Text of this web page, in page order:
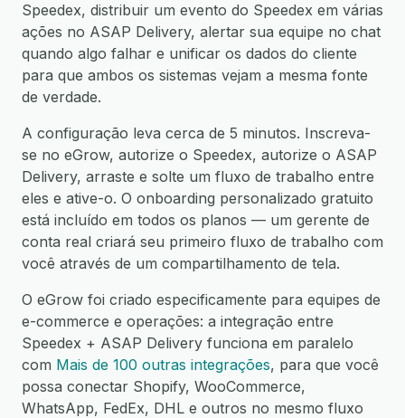
Speedex, distribuir um evento do Speedex em várias
ações no ASAP Delivery, alertar sua equipe no chat
quando algo falhar e unificar os dados do cliente
para que ambos os sistemas vejam a mesma fonte
de verdade.
A configuração leva cerca de 5 minutos. Inscreva-
se no eGrow, autorize o Speedex, autorize o ASAP
Delivery, arraste e solte um fluxo de trabalho entre
eles e ative-o. O onboarding personalizado gratuito
está incluído em todos os planos — um gerente de
conta real criará seu primeiro fluxo de trabalho com
você através de um compartilhamento de tela.
O eGrow foi criado especificamente para equipes de
e-commerce e operações: a integração entre
Speedex + ASAP Delivery funciona em paralelo
com Mais de 100 outras integrações, para que você
possa conectar Shopify, WooCommerce,
WhatsApp, FedEx, DHL e outros no mesmo fluxo